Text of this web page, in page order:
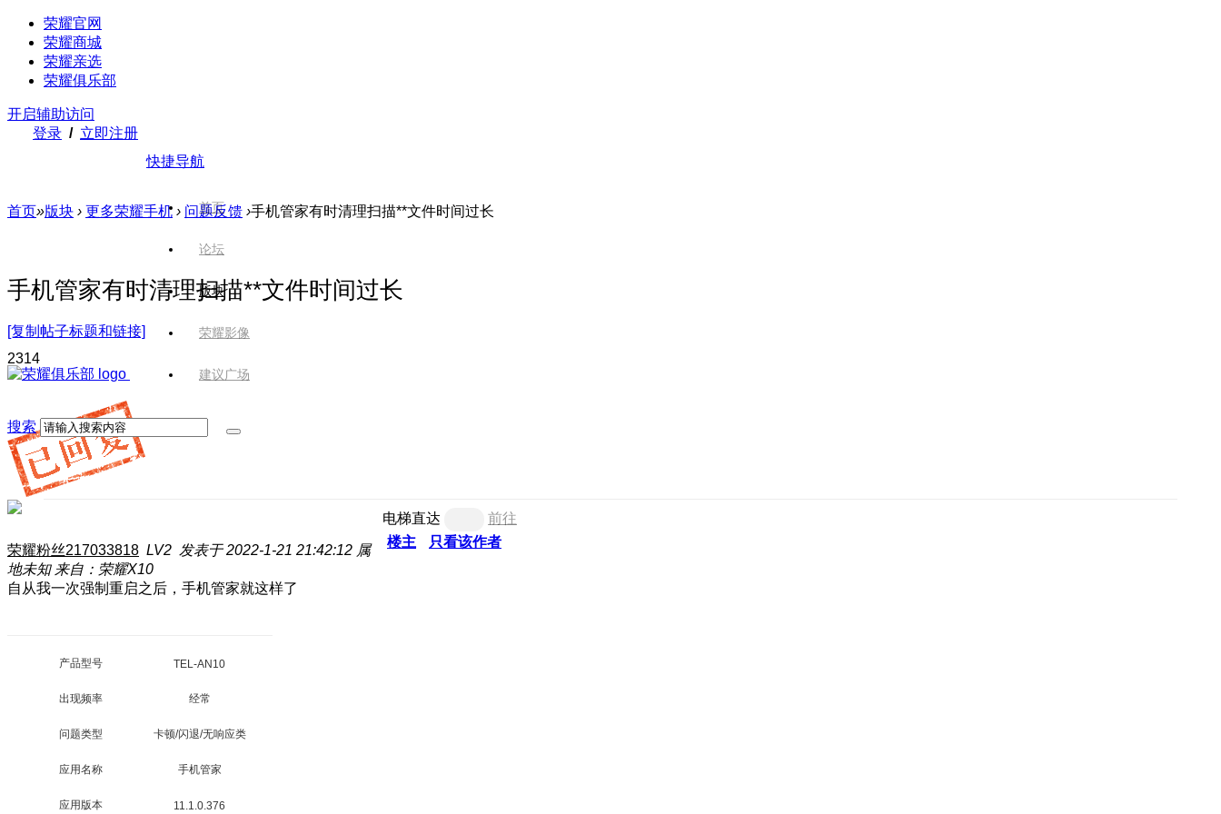
荣耀官网
荣耀商城
荣耀亲选
荣耀俱乐部
开启辅助访问
登录 / 立即注册
快捷导航
首页
论坛
版块
荣耀影像
建议广场
搜索
首页»版块 › 更多荣耀手机 › 问题反馈 ›手机管家有时清理扫描**文件时间过长
手机管家有时清理扫描**文件时间过长
[复制帖子标题和链接]
2314
电梯直达
前往
楼主
只看该作者
荣耀粉丝217033818 LV2 发表于 2022-1-21 21:42:12 属
地未知 来自：荣耀X10
自从我一次强制重启之后，手机管家就这样了
产品型号 TEL-AN10
出现频率 经常
问题类型 卡顿/闪退/无响应类
应用名称 手机管家
应用版本 11.1.0.376